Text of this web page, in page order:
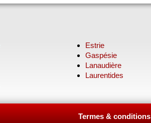
Estrie
Gaspésie
Lanaudière
Laurentides
Termes & conditions